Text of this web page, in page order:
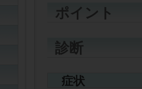
ポイント
診断
症状